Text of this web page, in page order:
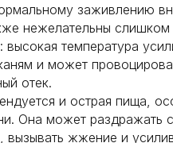
заживлению
нежелательны слишком
высокая температура
и может
отек.
и острая пища,
Она может раздражать
вызывать жжение и